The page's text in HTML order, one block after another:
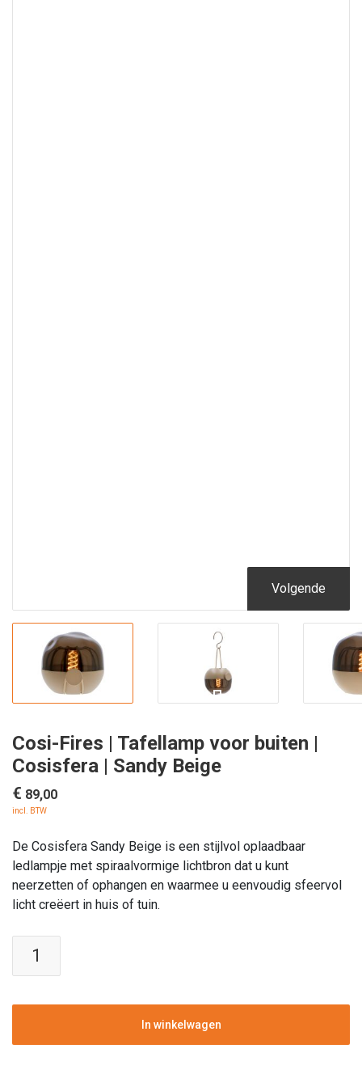
Volgende
Cosi-Fires | Tafellamp voor buiten |
Cosisfera | Sandy Beige
€ 89,00
incl. BTW
De Cosisfera Sandy Beige is een stijlvol oplaadbaar
ledlampje met spiraalvormige lichtbron dat u kunt
neerzetten of ophangen en waarmee u eenvoudig sfeervol
licht creëert in huis of tuin.
Fires
Tafellamp
buiten
In winkelwagen